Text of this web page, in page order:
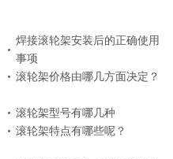
焊接滚轮架安装后的正确使用
事项
滚轮架价格由哪几方面决定？
滚轮架型号有哪几种
滚轮架特点有哪些呢？